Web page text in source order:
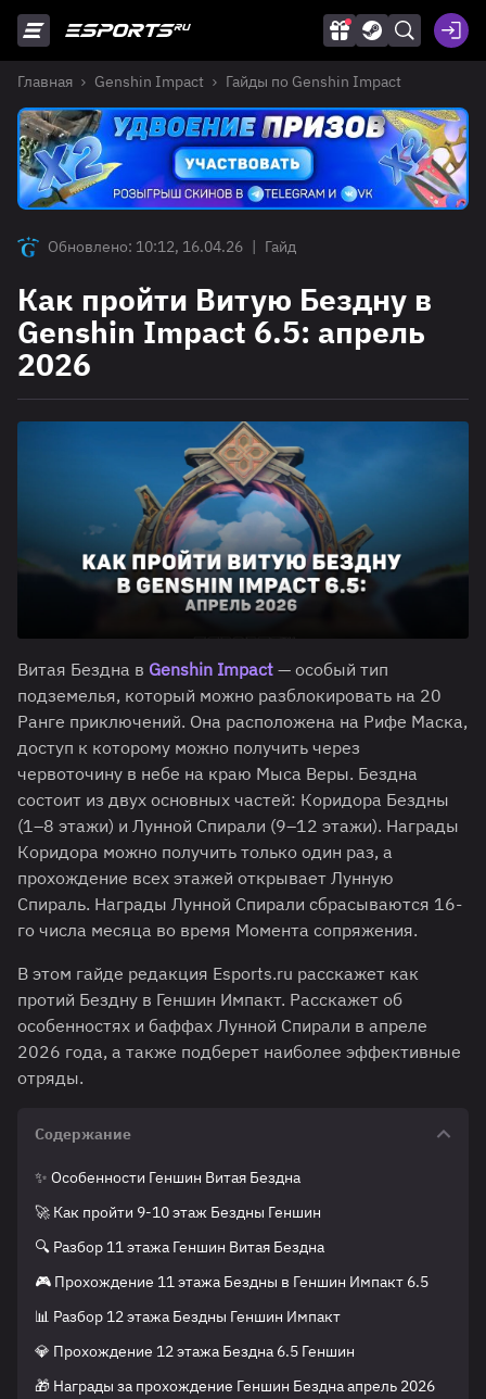
Главная Genshin Impact Гайды по Genshin Impact
Обновлено: 10:12, 16.04.26 | Гайд
Как пройти Витую Бездну в
Genshin Impact 6.5: апрель
2026
Витая Бездна в Genshin Impact — особый тип
подземелья, который можно разблокировать на 20
Ранге приключений. Она расположена на Рифе Маска,
доступ к которому можно получить через
червоточину в небе на краю Мыса Веры. Бездна
состоит из двух основных частей: Коридора Бездны
(1–8 этажи) и Лунной Спирали (9–12 этажи). Награды
Коридора можно получить только один раз, а
прохождение всех этажей открывает Лунную
Спираль. Награды Лунной Спирали сбрасываются 16-
го числа месяца во время Момента сопряжения.
В этом гайде редакция Esports.ru расскажет как
протий Бездну в Геншин Импакт. Расскажет об
особенностях и баффах Лунной Спирали в апреле
2026 года, а также подберет наиболее эффективные
отряды.
Содержание
✨ Особенности Геншин Витая Бездна
🚀 Как пройти 9-10 этаж Бездны Геншин
🔍 Разбор 11 этажа Геншин Витая Бездна
🎮 Прохождение 11 этажа Бездны в Геншин Импакт 6.5
📊 Разбор 12 этажа Бездны Геншин Импакт
💎 Прохождение 12 этажа Бездна 6.5 Геншин
🎁 Награды за прохождение Геншин Бездна апрель 2026